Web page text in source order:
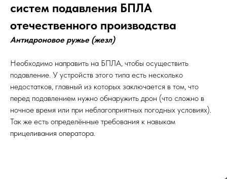
систем подавления БПЛА
отечественного производства
Антидроновое ружье (жезл)
Необходимо направить на БПЛА, чтобы осуществить
подавление. У устройств этого типа есть несколько
недостатков, главный из которых заключается в том, что
перед подавлением нужно обнаружить дрон (что сложно в
ночное время или при неблагоприятных погодных условиях).
Так же есть определённые требования к навыкам
прицеливания оператора.